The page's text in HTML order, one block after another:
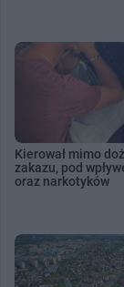
Kierował mimo
zakazu, pod
oraz narkotyków